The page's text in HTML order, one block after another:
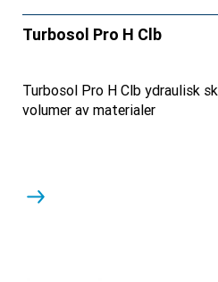
Turbosol Pro H Clb
Turbosol Pro H Clb ydraulisk
volumer av materialer